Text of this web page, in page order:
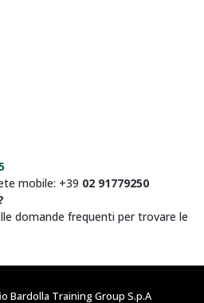
mobile: +39 02 91779250
domande frequenti per trovare le
Bardolla Training Group S.p.A